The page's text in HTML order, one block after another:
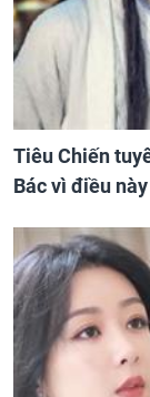
Tiêu Chiến
Bác vì điều này